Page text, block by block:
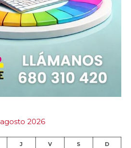
agosto 2026
J V S D